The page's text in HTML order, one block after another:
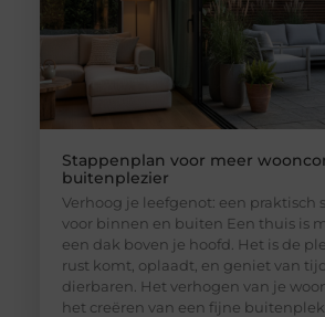
Stappenplan voor meer
buitenplezier
Verhoog je leefgenot: een praktisch
voor binnen en buiten Een thuis is
een dak boven je hoofd. Het is de
rust komt, oplaadt, en geniet van
dierbaren. Het verhogen van je
het creëren van een fijne